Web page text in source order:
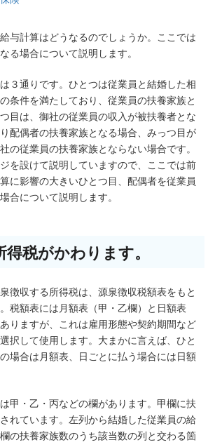
与計算はどうなるのでしょうか。ここでは
る場合について説明します。
３通りです。ひとつは従業員と結婚した相
条件を満たしており、従業員の扶養家族と
目は、御社の従業員の収入が被扶養者とな
配偶者の扶養家族となる場合、みっつ目が
の従業員の扶養家族とならない場合です。
を設けて説明していますので、ここでは前
に影響の大きいひとつ目、配偶者を従業員
合について説明します。
得税がかわります。
徴収する所得税は、源泉徴収税額表をもと
税額表には月額表（甲・乙欄）と日額表
ありますが、これは雇用形態や契約期間など
択して使用します。大まかに言えば、ひと
場合は月額表、日ごとに払う場合には日額
甲・乙・丙などの欄があります。甲欄に扶
れています。左列から結婚した従業員の給
の扶養家族数のうち該当数の列と交わる箇